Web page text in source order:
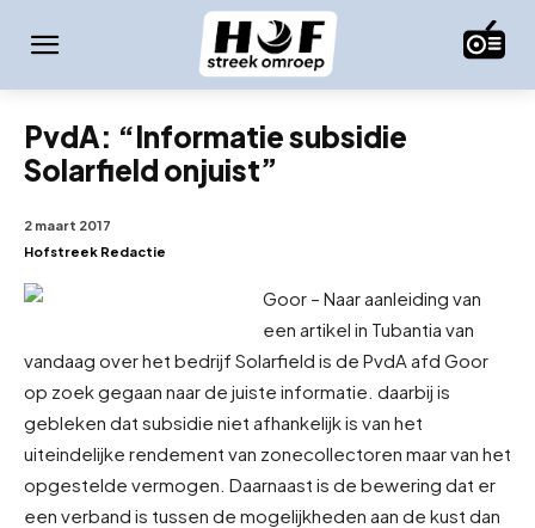
PvdA: “Informatie subsidie
Solarfield onjuist”
2 maart 2017
Hofstreek Redactie
Goor – Naar aanleiding van
een artikel in Tubantia van
vandaag over het bedrijf Solarfield is de PvdA afd Goor
op zoek gegaan naar de juiste informatie. daarbij is
gebleken dat subsidie niet afhankelijk is van het
uiteindelijke rendement van zonecollectoren maar van het
opgestelde vermogen. Daarnaast is de bewering dat er
een verband is tussen de mogelijkheden aan de kust dan